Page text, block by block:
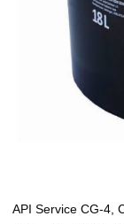
API Service CG-4,